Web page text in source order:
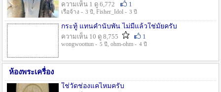
ความเห็น 1 ดู 6,772
1
เรือจ้าง - 3 ปี , Fisher_Idol - 3 ปี
กระทู้ แทนคำนับพัน ไม่มีแล้วใช่มั๊ยครับ
ความเห็น 10 ดู 8,755
1
wongwoottun - 5 ปี , ohm-ohm - 4 ปี
ห้องพระเครื่อง
ใช่วัดช่องแคไหมครับ